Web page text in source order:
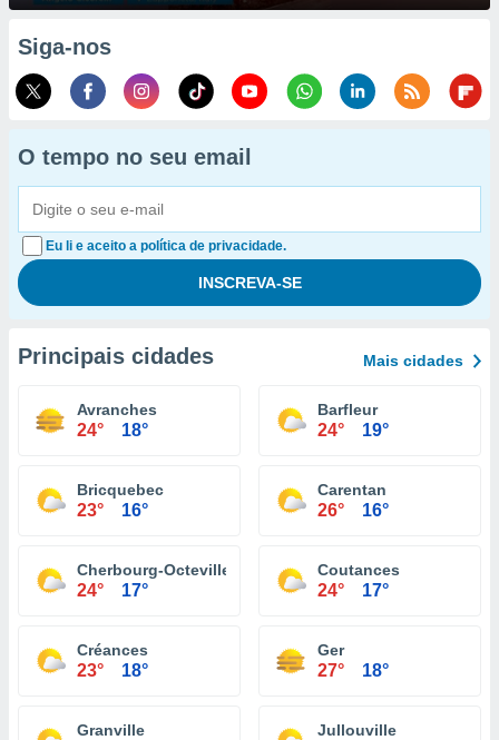
Siga-nos
O tempo no seu email
Eu li e aceito a política de privacidade.
Principais cidades Mais cidades
Avranches
24° 18°
Barfleur
24° 19°
Bricquebec
23° 16°
Carentan
26° 16°
Cherbourg-Octeville
24° 17°
Coutances
24° 17°
Créances
23° 18°
Ger
27° 18°
Granville Jullouville